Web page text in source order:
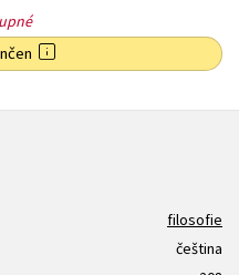
filosofie
čeština